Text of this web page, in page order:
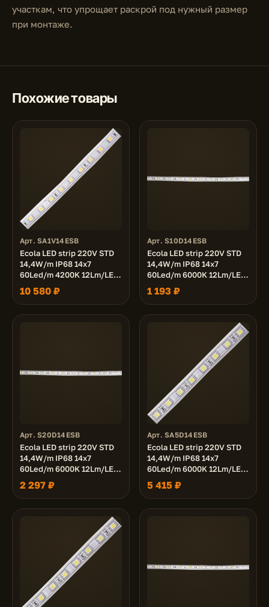
участкам, что упрощает раскрой под нужный размер
при монтаже.
Похожие товары
Арт. SA1V14ESB
Ecola LED strip 220V STD
14,4W/m IP68 14x7
60Led/m 4200K 12Lm/LED
720Lm/m лента 100м.
10 580 ₽
Арт. S10D14ESB
Ecola LED strip 220V STD
14,4W/m IP68 14x7
60Led/m 6000K 12Lm/LED
720Lm/m лента 10м.
1 193 ₽
Арт. S20D14ESB
Ecola LED strip 220V STD
14,4W/m IP68 14x7
60Led/m 6000K 12Lm/LED
720Lm/m лента 20м.
2 297 ₽
Арт. SA5D14ESB
Ecola LED strip 220V STD
14,4W/m IP68 14x7
60Led/m 6000K 12Lm/LED
720Lm/m лента 50м.
5 415 ₽